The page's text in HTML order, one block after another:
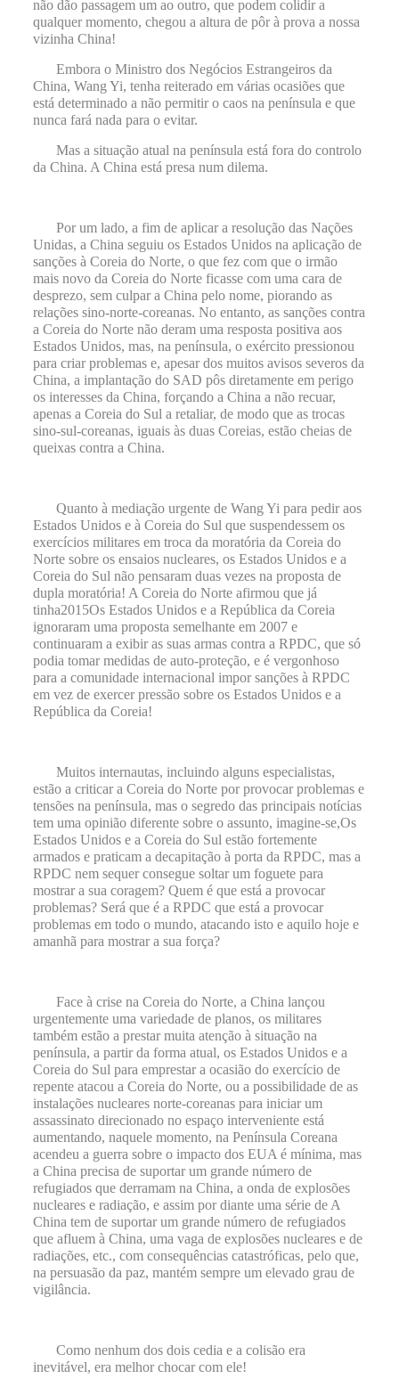
não dão passagem um ao outro, que podem colidir a
qualquer momento, chegou a altura de pôr à prova a nossa
vizinha China!
Embora o Ministro dos Negócios Estrangeiros da
China, Wang Yi, tenha reiterado em várias ocasiões que
está determinado a não permitir o caos na península e que
nunca fará nada para o evitar.
Mas a situação atual na península está fora do controlo
da China. A China está presa num dilema.
Por um lado, a fim de aplicar a resolução das Nações
Unidas, a China seguiu os Estados Unidos na aplicação de
sanções à Coreia do Norte, o que fez com que o irmão
mais novo da Coreia do Norte ficasse com uma cara de
desprezo, sem culpar a China pelo nome, piorando as
relações sino-norte-coreanas. No entanto, as sanções contra
a Coreia do Norte não deram uma resposta positiva aos
Estados Unidos, mas, na península, o exército pressionou
para criar problemas e, apesar dos muitos avisos severos da
China, a implantação do SAD pôs diretamente em perigo
os interesses da China, forçando a China a não recuar,
apenas a Coreia do Sul a retaliar, de modo que as trocas
sino-sul-coreanas, iguais às duas Coreias, estão cheias de
queixas contra a China.
Quanto à mediação urgente de Wang Yi para pedir aos
Estados Unidos e à Coreia do Sul que suspendessem os
exercícios militares em troca da moratória da Coreia do
Norte sobre os ensaios nucleares, os Estados Unidos e a
Coreia do Sul não pensaram duas vezes na proposta de
dupla moratória! A Coreia do Norte afirmou que já
tinha2015Os Estados Unidos e a República da Coreia
ignoraram uma proposta semelhante em 2007 e
continuaram a exibir as suas armas contra a RPDC, que só
podia tomar medidas de auto-proteção, e é vergonhoso
para a comunidade internacional impor sanções à RPDC
em vez de exercer pressão sobre os Estados Unidos e a
República da Coreia!
Muitos internautas, incluindo alguns especialistas,
estão a criticar a Coreia do Norte por provocar problemas e
tensões na península, mas o segredo das principais notícias
tem uma opinião diferente sobre o assunto, imagine-se,Os
Estados Unidos e a Coreia do Sul estão fortemente
armados e praticam a decapitação à porta da RPDC, mas a
RPDC nem sequer consegue soltar um foguete para
mostrar a sua coragem? Quem é que está a provocar
problemas? Será que é a RPDC que está a provocar
problemas em todo o mundo, atacando isto e aquilo hoje e
amanhã para mostrar a sua força?
Face à crise na Coreia do Norte, a China lançou
urgentemente uma variedade de planos, os militares
também estão a prestar muita atenção à situação na
península, a partir da forma atual, os Estados Unidos e a
Coreia do Sul para emprestar a ocasião do exercício de
repente atacou a Coreia do Norte, ou a possibilidade de as
instalações nucleares norte-coreanas para iniciar um
assassinato direcionado no espaço interveniente está
aumentando, naquele momento, na Península Coreana
acendeu a guerra sobre o impacto dos EUA é mínima, mas
a China precisa de suportar um grande número de
refugiados que derramam na China, a onda de explosões
nucleares e radiação, e assim por diante uma série de A
China tem de suportar um grande número de refugiados
que afluem à China, uma vaga de explosões nucleares e de
radiações, etc., com consequências catastróficas, pelo que,
na persuasão da paz, mantém sempre um elevado grau de
vigilância.
Como nenhum dos dois cedia e a colisão era
inevitável, era melhor chocar com ele!